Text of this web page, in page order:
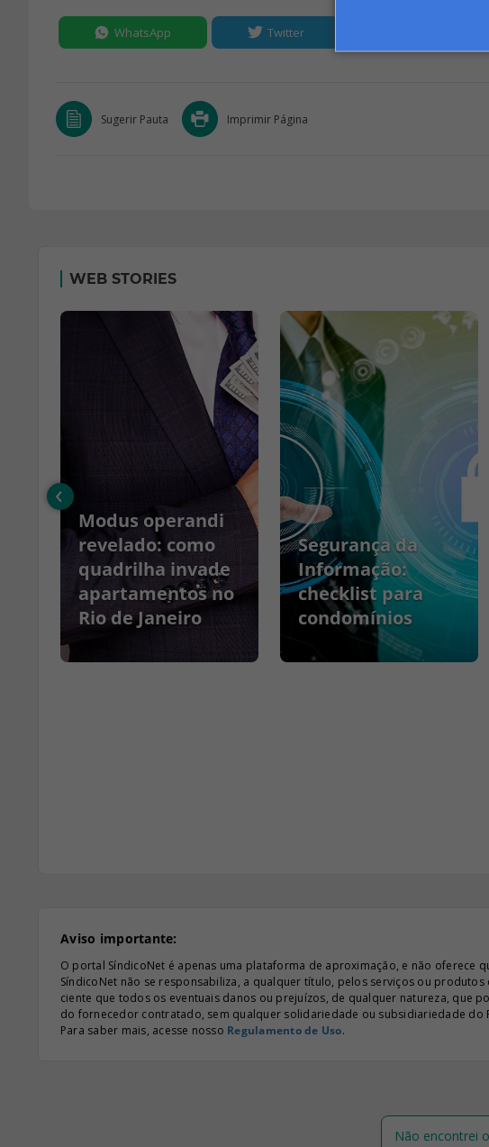
WhatsApp Twitter
Sugerir Pauta Imprimir Página
WEB STORIES
Modus operandi
revelado: como
quadrilha invade
apartamentos no
Rio de Janeiro
Segurança da
Informação:
checklist para
condomínios
‹
Aviso importante:
O portal SíndicoNet é apenas uma plataforma de aproximação, e não
SíndicoNet não se responsabiliza, a qualquer título, pelos serviços ou
ciente que todos os eventuais danos ou prejuízos, de qualquer natureza, que
do fornecedor contratado, sem qualquer solidariedade ou subsidiariedade do
Para saber mais, acesse nosso Regulamento de Uso.
Não encontrei